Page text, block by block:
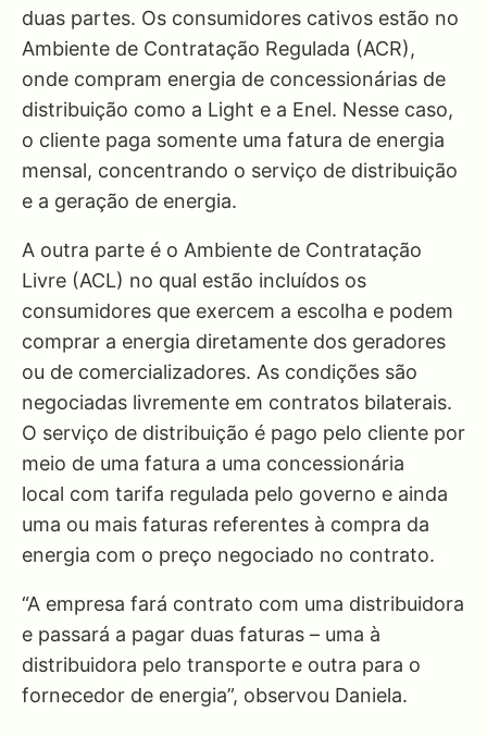
duas partes. Os consumidores cativos estão no
Ambiente de Contratação Regulada (ACR),
onde compram energia de concessionárias de
distribuição como a Light e a Enel. Nesse caso,
o cliente paga somente uma fatura de energia
mensal, concentrando o serviço de distribuição
e a geração de energia.
A outra parte é o Ambiente de Contratação
Livre (ACL) no qual estão incluídos os
consumidores que exercem a escolha e podem
comprar a energia diretamente dos geradores
ou de comercializadores. As condições são
negociadas livremente em contratos bilaterais.
O serviço de distribuição é pago pelo cliente por
meio de uma fatura a uma concessionária
local com tarifa regulada pelo governo e ainda
uma ou mais faturas referentes à compra da
energia com o preço negociado no contrato.
“A empresa fará contrato com uma distribuidora
e passará a pagar duas faturas – uma à
distribuidora pelo transporte e outra para o
fornecedor de energia”, observou Daniela.